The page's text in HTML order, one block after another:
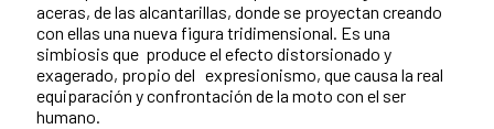
aceras, de las alcantarillas, donde se proyectan creando
con ellas una nueva figura tridimensional. Es una
simbiosis que produce el efecto distorsionado y
exagerado, propio del expresionismo, que causa la real
equiparación y confrontación de la moto con el ser
humano.